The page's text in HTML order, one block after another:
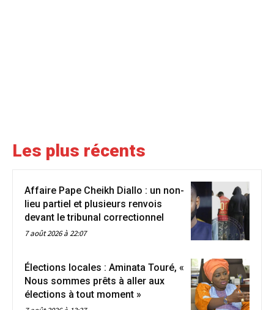
Les plus récents
Affaire Pape Cheikh Diallo : un non-
lieu partiel et plusieurs renvois
devant le tribunal correctionnel
7 août 2026 à 22:07
Élections locales : Aminata Touré, «
Nous sommes prêts à aller aux
élections à tout moment »